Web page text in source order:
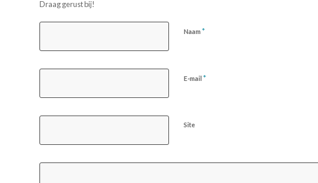
Draag gerust bij!
Naam *
E-mail *
Site